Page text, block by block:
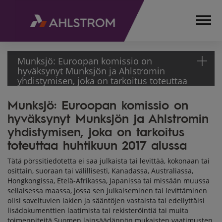
Munksjö: Euroopan komissio on
hyväksynyt Munksjön ja Ahlstromin
yhdistymisen, joka on tarkoitus toteuttaa
ETUSIVU
MEDIA
TIEDOTTEET
PÖRSSITIEDOTTEET
2017
MUNKSJÖ:
EUROOPAN
KOMISSIO ON
HYVÄKSYNYT
MUNKSJÖN JA
Munksjö: Euroopan komissio on
hyväksynyt Munksjön ja Ahlstromin
yhdistymisen, joka on tarkoitus
toteuttaa huhtikuun 2017 alussa
Tätä pörssitiedotetta ei saa julkaista tai levittää, kokonaan tai
osittain, suoraan tai välillisesti, Kanadassa, Australiassa,
Hongkongissa, Etelä-Afrikassa, Japanissa tai missään muussa
sellaisessa maassa, jossa sen julkaiseminen tai levittäminen
olisi soveltuvien lakien ja sääntöjen vastaista tai edellyttäisi
lisädokumenttien laatimista tai rekisteröintiä tai muita